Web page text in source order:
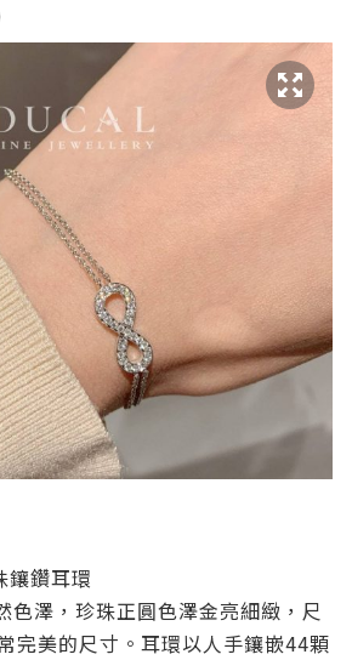
鑲鑽耳環
色澤，珍珠正圓色澤金亮細緻，尺
完美的尺寸。耳環以人手鑲嵌44顆